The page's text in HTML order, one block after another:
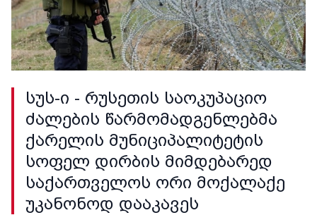
სუს-ი - რუსეთის საოკუპაციო
ძალების წარმომადგენლებმა
ქარელის მუნიციპალიტეტის
სოფელ დირბის მიმდებარედ
საქართველოს ორი მოქალაქე
უკანონოდ დააკავეს